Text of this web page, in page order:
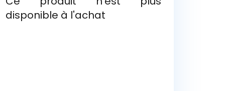
disponible à l'achat